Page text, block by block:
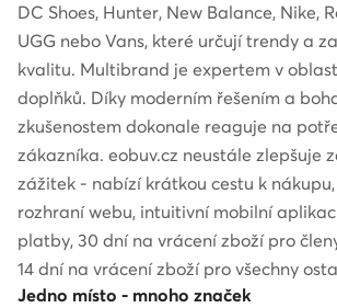
DC Shoes, Hunter, New Balance, Nike,
UGG nebo Vans, které určují trendy a
kvalitu. Multibrand je expertem v
doplňků. Díky moderním řešením a
zkušenostem dokonale reaguje na
zákazníka. eobuv.cz neustále zlepšuje
zážitek - nabízí krátkou cestu k
rozhraní webu, intuitivní mobilní
platby, 30 dní na vrácení zboží pro
14 dní na vrácení zboží pro všechny
Jedno místo - mnoho značek